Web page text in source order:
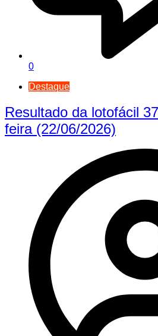
0
Destaque
Resultado da lotofácil
feira (22/06/2026)